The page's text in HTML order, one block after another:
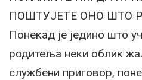
ПОШТУЈЕТЕ ОНО ШТО
Понекад је једино што
родитеља неки облик
службени приговор,